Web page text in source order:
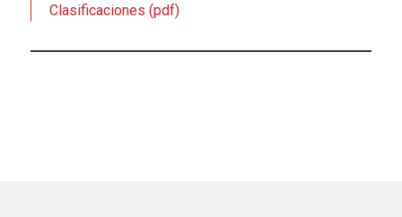
Clasificaciones (pdf)